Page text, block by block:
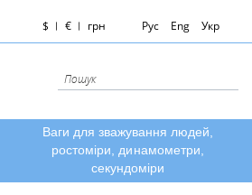
$ € грн Рус Eng Укр
Ваги для зважування людей,
ростоміри, динамометри,
секундоміри